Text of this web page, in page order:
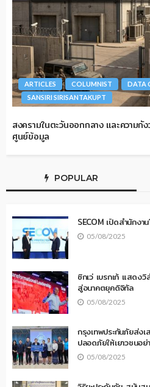
ARTICLES COLUMNIST DATA
SANSIRI SIRISANTAKUPT
สงครามในตะวันออกกลาง และความกั
ศูนย์ข้อมูล
POPULAR
SECOM เปิดสำนักง
05/08/2025
ซิกเว่ เบรกเก้ แสดงวิ
สู่อนาคตยุคดิจิทัล
05/08/2025
กรุงเทพประกันภัยส่งเ
ปลอดภัยให้เยาวชนอย่
05/08/2025